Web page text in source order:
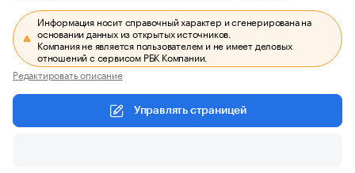
Информация носит справочный характер и сгенерирована на
основании данных из открытых источников.
Компания не является пользователем и не имеет деловых
отношений с сервисом РБК Компании.
Редактировать описание
Управлять страницей